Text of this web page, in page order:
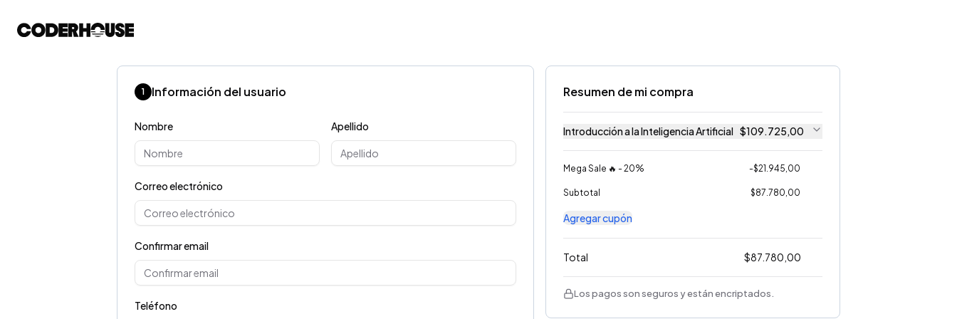
1 Información del usuario
Nombre Apellido
Correo electrónico
Confirmar email
Teléfono
Resumen de mi compra
Introducción a la Inteligencia Artificial $109.725,00
Mega Sale 🔥 - 20% -$21.945,00
Subtotal $87.780,00
Agregar cupón
Total $87.780,00
Los pagos son seguros y están encriptados.